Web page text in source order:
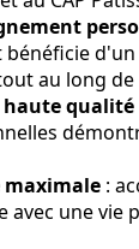
bénéficie
au long
haute qualité
:
avec une vie